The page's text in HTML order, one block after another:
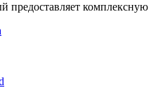
предоставляет